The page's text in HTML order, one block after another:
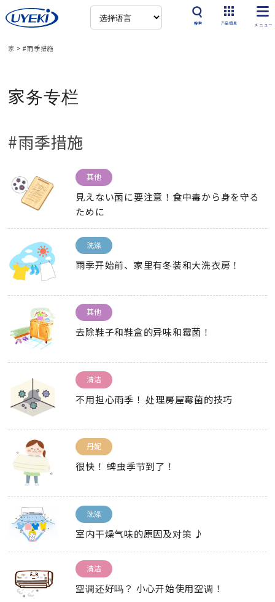
搜索 产品信息
家 >#雨季措施
家务专栏
#雨季措施
其他
見えない菌に要注意！食中毒から身を守る
ために
洗涤
雨季开始前、家里有冬装和大洗衣房！
其他
去除鞋子和鞋盒的异味和霉菌！
清洁
不用担心雨季！ 处理房屋霉菌的技巧
丹妮
很快！ 蜱虫季节到了！
洗涤
室内干燥气味的原因及对策 ♪
清洁
空调还好吗？ 小心开始使用空调！